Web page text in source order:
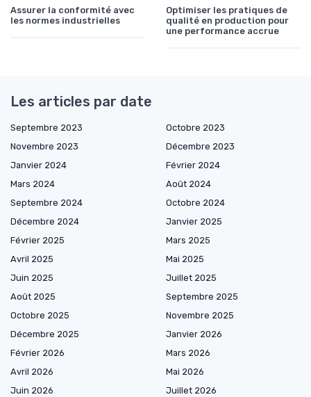
Assurer la conformité avec
les normes industrielles
Optimiser les pratiques de
qualité en production pour
une performance accrue
Les articles par date
Septembre 2023
Octobre 2023
Novembre 2023
Décembre 2023
Janvier 2024
Février 2024
Mars 2024
Août 2024
Septembre 2024
Octobre 2024
Décembre 2024
Janvier 2025
Février 2025
Mars 2025
Avril 2025
Mai 2025
Juin 2025
Juillet 2025
Août 2025
Septembre 2025
Octobre 2025
Novembre 2025
Décembre 2025
Janvier 2026
Février 2026
Mars 2026
Avril 2026
Mai 2026
Juin 2026
Juillet 2026